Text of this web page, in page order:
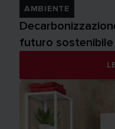
AMBIENTE
futuro sostenibile